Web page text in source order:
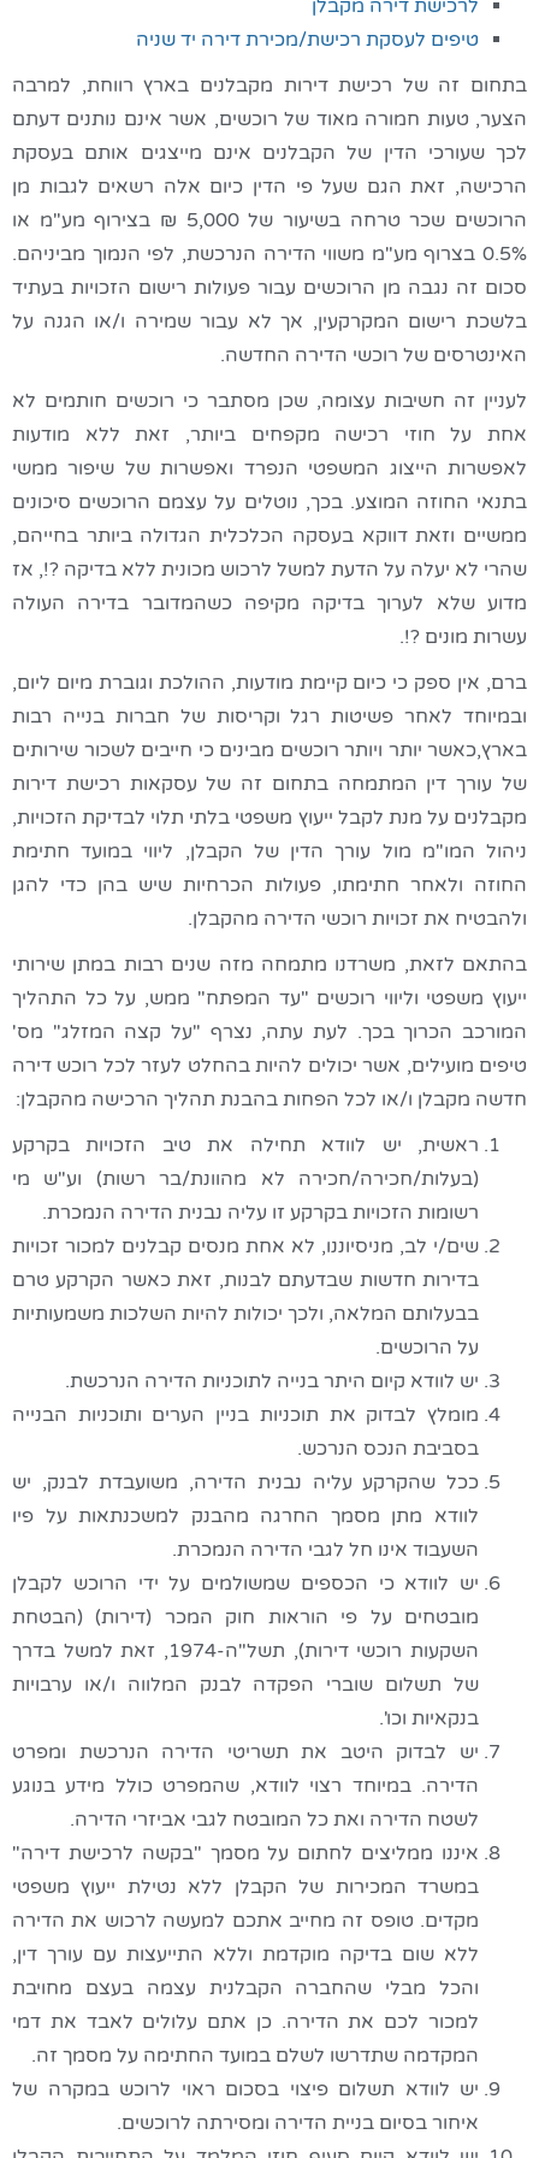
לרכישת דירה מקבלן
טיפים לעסקת רכישת/מכירת דירה יד שניה
בתחום זה של רכישת דירות מקבלנים בארץ רווחת, למרבה
הצער, טעות חמורה מאוד של רוכשים, אשר אינם נותנים דעתם
לכך שעורכי הדין של הקבלנים אינם מייצגים אותם בעסקת
הרכישה, זאת הגם שעל פי הדין כיום אלה רשאים לגבות מן
הרוכשים שכר טרחה בשיעור של 5,000 ₪ בצירוף מע"מ או
0.5% בצרוף מע"מ משווי הדירה הנרכשת, לפי הנמוך מביניהם.
סכום זה נגבה מן הרוכשים עבור פעולות רישום הזכויות בעתיד
בלשכת רישום המקרקעין, אך לא עבור שמירה ו/או הגנה על
האינטרסים של רוכשי הדירה החדשה.
לעניין זה חשיבות עצומה, שכן מסתבר כי רוכשים חותמים לא
אחת על חוזי רכישה מקפחים ביותר, זאת ללא מודעות
לאפשרות הייצוג המשפטי הנפרד ואפשרות של שיפור ממשי
בתנאי החוזה המוצע. בכך, נוטלים על עצמם הרוכשים סיכונים
ממשיים וזאת דווקא בעסקה הכלכלית הגדולה ביותר בחייהם,
שהרי לא יעלה על הדעת למשל לרכוש מכונית ללא בדיקה ?!, אז
מדוע שלא לערוך בדיקה מקיפה כשהמדובר בדירה העולה
עשרות מונים ?!.
ברם, אין ספק כי כיום קיימת מודעות, ההולכת וגוברת מיום ליום,
ובמיוחד לאחר פשיטות רגל וקריסות של חברות בנייה רבות
בארץ,כאשר יותר ויותר רוכשים מבינים כי חייבים לשכור שירותים
של עורך דין המתמחה בתחום זה של עסקאות רכישת דירות
מקבלנים על מנת לקבל ייעוץ משפטי בלתי תלוי לבדיקת הזכויות,
ניהול המו"מ מול עורך הדין של הקבלן, ליווי במועד חתימת
החוזה ולאחר חתימתו, פעולות הכרחיות שיש בהן כדי להגן
ולהבטיח את זכויות רוכשי הדירה מהקבלן.
בהתאם לזאת, משרדנו מתמחה מזה שנים רבות במתן שירותי
ייעוץ משפטי וליווי רוכשים "עד המפתח" ממש, על כל התהליך
המורכב הכרוך בכך. לעת עתה, נצרף "על קצה המזלג" מס'
טיפים מועילים, אשר יכולים להיות בהחלט לעזר לכל רוכש דירה
חדשה מקבלן ו/או לכל הפחות בהבנת תהליך הרכישה מהקבלן:
ראשית, יש לוודא תחילה את טיב הזכויות בקרקע
(בעלות/חכירה/חכירה לא מהוונת/בר רשות) וע"ש מי
רשומות הזכויות בקרקע זו עליה נבנית הדירה הנמכרת.
שים/י לב, מניסיוננו, לא אחת מנסים קבלנים למכור זכויות
בדירות חדשות שבדעתם לבנות, זאת כאשר הקרקע טרם
בבעלותם המלאה, ולכך יכולות להיות השלכות משמעותיות
על הרוכשים.
יש לוודא קיום היתר בנייה לתוכניות הדירה הנרכשת.
מומלץ לבדוק את תוכניות בניין הערים ותוכניות הבנייה
בסביבת הנכס הנרכש.
ככל שהקרקע עליה נבנית הדירה, משועבדת לבנק, יש
לוודא מתן מסמך החרגה מהבנק למשכנתאות על פיו
השעבוד אינו חל לגבי הדירה הנמכרת.
יש לוודא כי הכספים שמשולמים על ידי הרוכש לקבלן
מובטחים על פי הוראות חוק המכר (דירות) (הבטחת
השקעות רוכשי דירות), תשל"ה-1974, זאת למשל בדרך
של תשלום שוברי הפקדה לבנק המלווה ו/או ערבויות
בנקאיות וכו'.
יש לבדוק היטב את תשריטי הדירה הנרכשת ומפרט
הדירה. במיוחד רצוי לוודא, שהמפרט כולל מידע בנוגע
לשטח הדירה ואת כל המובטח לגבי אביזרי הדירה.
איננו ממליצים לחתום על מסמך "בקשה לרכישת דירה"
במשרד המכירות של הקבלן ללא נטילת ייעוץ משפטי
מקדים. טופס זה מחייב אתכם למעשה לרכוש את הדירה
ללא שום בדיקה מוקדמת וללא התייעצות עם עורך דין,
והכל מבלי שהחברה הקבלנית עצמה בעצם מחויבת
למכור לכם את הדירה. כן אתם עלולים לאבד את דמי
המקדמה שתדרשו לשלם במועד החתימה על מסמך זה.
יש לוודא תשלום פיצוי בסכום ראוי לרוכש במקרה של
איחור בסיום בניית הדירה ומסירתה לרוכשים.